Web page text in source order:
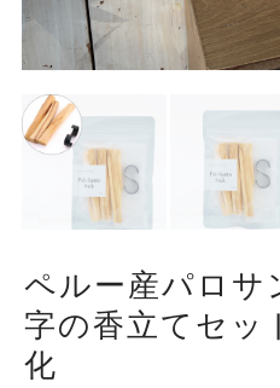
ペルー産パロサ
字の香立てセッ
化